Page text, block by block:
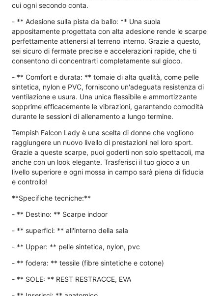
cui ogni secondo conta.
- ** Adesione sulla pista da ballo: ** Una suola
appositamente progettata con alta adesione rende le scarpe
perfettamente attenersi al terreno interno. Grazie a questo,
sei sicuro di fermate precise e accelerazioni rapide, che ti
consentono di concentrarti completamente sul gioco.
- ** Comfort e durata: ** tomaie di alta qualità, come pelle
sintetica, nylon e PVC, forniscono un'adeguata resistenza di
ventilazione e usura. Una unica flessibile e ammortizzante
sopprime efficacemente le vibrazioni, garantendo comodità
durante le sessioni di allenamento a lungo termine.
Tempish Falcon Lady è una scelta di donne che vogliono
raggiungere un nuovo livello di prestazioni nel loro sport.
Grazie a queste scarpe, puoi goderti non solo spettacoli, ma
anche con un look elegante. Trasferisci il tuo gioco a un
livello superiore e ogni mossa in campo sarà piena di fiducia
e controllo!
**Specifiche tecniche:**
- ** Destino: ** Scarpe indoor
- ** superfici: ** all'interno della sala
- ** Upper: ** pelle sintetica, nylon, pvc
- ** fodera: ** tessile (fibre sintetiche e cotone)
- ** SOLE: ** REST RESTRACCE, EVA